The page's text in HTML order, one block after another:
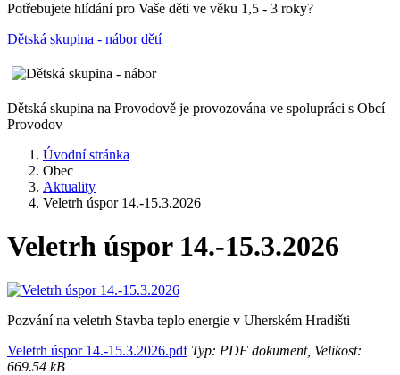
Potřebujete hlídání pro Vaše děti ve věku 1,5 - 3 roky?
Dětská skupina - nábor dětí
Dětská skupina na Provodově je provozována ve spolupráci s Obcí
Provodov
Úvodní stránka
Obec
Aktuality
Veletrh úspor 14.-15.3.2026
Veletrh úspor 14.-15.3.2026
Pozvání na veletrh Stavba teplo energie v Uherském Hradišti
Veletrh úspor 14.-15.3.2026.pdfTyp: PDF dokument, Velikost:
669.54 kB